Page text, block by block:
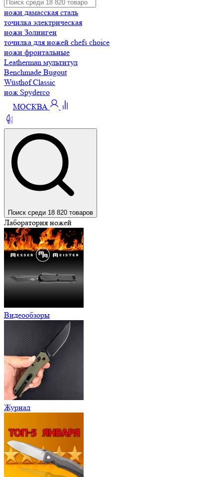
ножи дамасская сталь
точилка электрическая
ножи Золинген
точилка для ножей chefs choice
ножи фронтальные
Leatherman мультитул
Benchmade Bugout
Wüsthof Classic
нож Spyderco
МОСКВА
Поиск среди 18 820 товаров
Лаборатория ножей
Видеообзоры
Журнал